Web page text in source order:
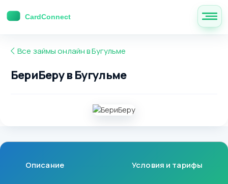
Все займы онлайн в Бугульме
БериБеру в Бугульме
Описание Условия и тарифы